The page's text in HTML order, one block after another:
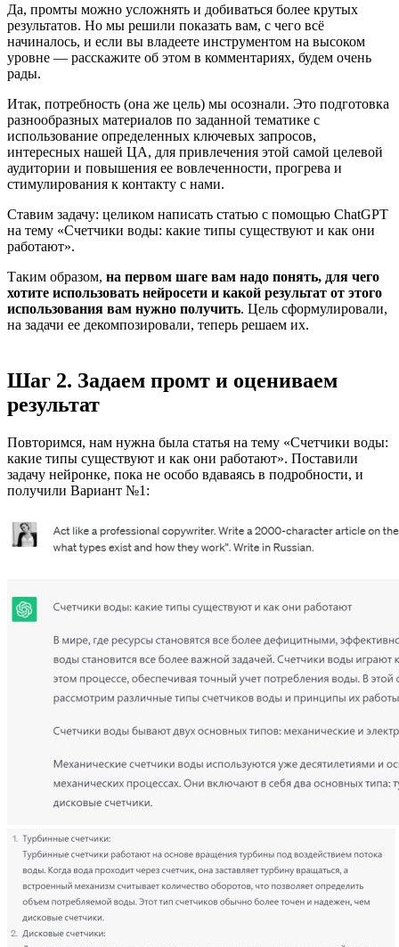
Да, промты можно усложнять и добиваться более крутых
результатов. Но мы решили показать вам, с чего всё
начиналось, и если вы владеете инструментом на высоком
уровне — расскажите об этом в комментариях, будем очень
рады.
Итак, потребность (она же цель) мы осознали. Это подготовка
разнообразных материалов по заданной тематике с
использование определенных ключевых запросов,
интересных нашей ЦА, для привлечения этой самой целевой
аудитории и повышения ее вовлеченности, прогрева и
стимулирования к контакту с нами.
Ставим задачу: целиком написать статью с помощью ChatGPT
на тему «Счетчики воды: какие типы существуют и как они
работают».
Таким образом, на первом шаге вам надо понять, для чего
хотите использовать нейросети и какой результат от этого
использования вам нужно получить. Цель сформулировали,
на задачи ее декомпозировали, теперь решаем их.
Шаг 2. Задаем промт и оцениваем
результат
Повторимся, нам нужна была статья на тему «Счетчики воды:
какие типы существуют и как они работают». Поставили
задачу нейронке, пока не особо вдаваясь в подробности, и
получили Вариант №1: